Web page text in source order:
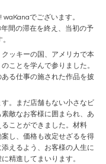
でございます。
間の滞在を終え、当初の予
ッキーの国、アメリカで本
ことを学んで参りました。
る仕事の施された作品を披
。まだ店舗もない小さなビ
敵なお客様に囲まられ、あ
ことができました。材料
し、価格も改定せざるを得
えるよう、お客様の人生に
精進してまいります。